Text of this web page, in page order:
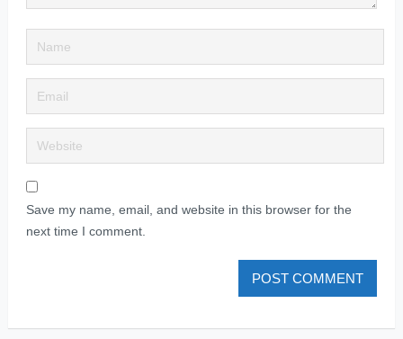
Save my name, email, and website in this browser for the
next time I comment.